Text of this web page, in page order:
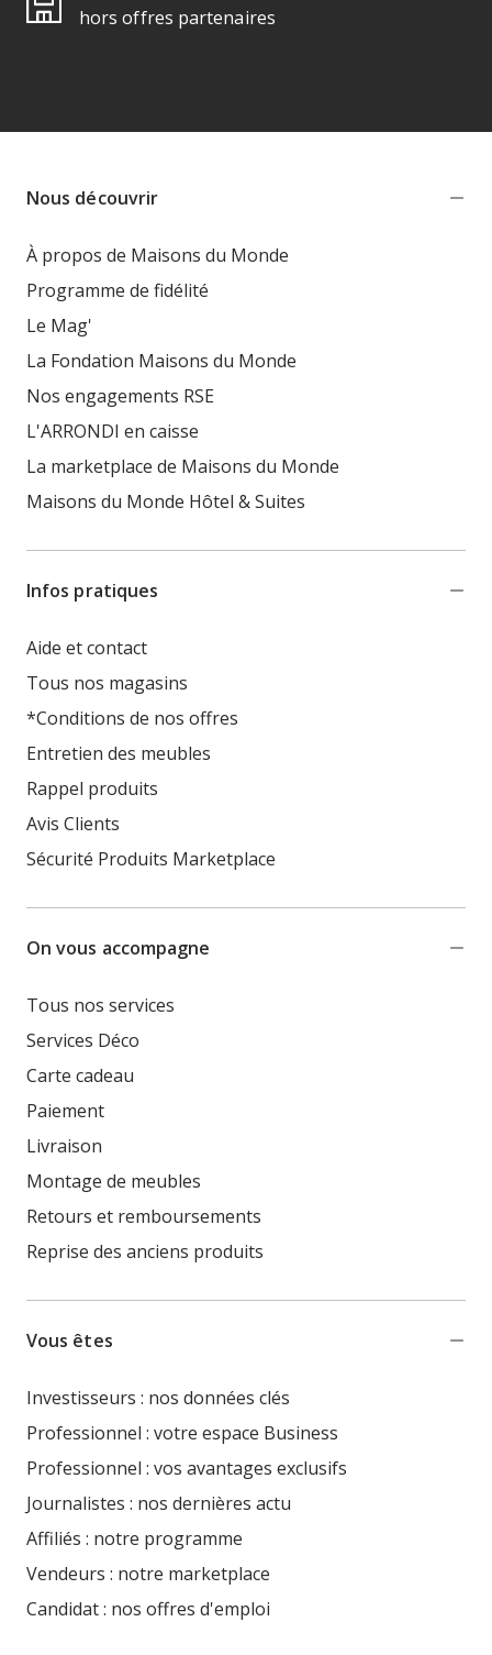
hors offres partenaires
Nous découvrir
À propos de Maisons du Monde
Programme de fidélité
Le Mag'
La Fondation Maisons du Monde
Nos engagements RSE
L'ARRONDI en caisse
La marketplace de Maisons du Monde
Maisons du Monde Hôtel & Suites
Infos pratiques
Aide et contact
Tous nos magasins
*Conditions de nos offres
Entretien des meubles
Rappel produits
Avis Clients
Sécurité Produits Marketplace
On vous accompagne
Tous nos services
Services Déco
Carte cadeau
Paiement
Livraison
Montage de meubles
Retours et remboursements
Reprise des anciens produits
Vous êtes
Investisseurs : nos données clés
Professionnel : votre espace Business
Professionnel : vos avantages exclusifs
Journalistes : nos dernières actu
Affiliés : notre programme
Vendeurs : notre marketplace
Candidat : nos offres d'emploi